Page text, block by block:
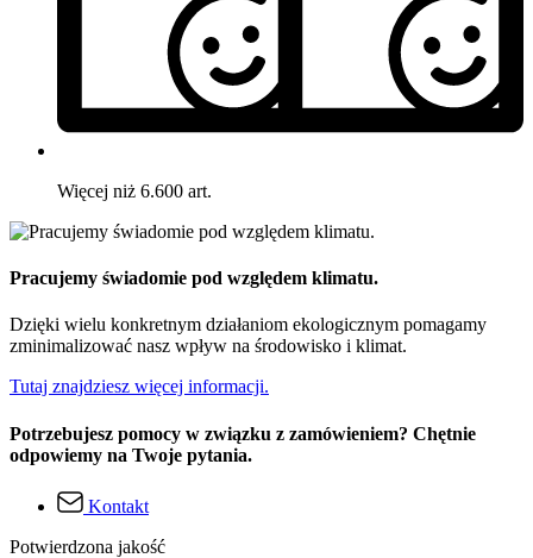
Więcej niż 6.600 art.
Pracujemy świadomie pod względem klimatu.
Dzięki wielu konkretnym działaniom ekologicznym pomagamy
zminimalizować nasz wpływ na środowisko i klimat.
Tutaj znajdziesz więcej informacji.
Potrzebujesz pomocy w związku z zamówieniem? Chętnie
odpowiemy na Twoje pytania.
Kontakt
Potwierdzona jakość